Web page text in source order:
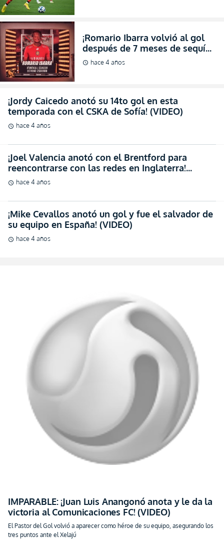
¡Romario Ibarra volvió al gol
después de 7 meses de sequía
en el Pachuca! (RESUMEN)
schedule hace 4 años
¡Jordy Caicedo anotó su 14to gol en esta
temporada con el CSKA de Sofía! (VIDEO)
schedule hace 4 años
¡Joel Valencia anotó con el Brentford para
reencontrarse con las redes en Inglaterra!
(RESUMEN)
schedule hace 4 años
¡Mike Cevallos anotó un gol y fue el salvador de
su equipo en España! (VIDEO)
schedule hace 4 años
IMPARABLE: ¡Juan Luis Anangonó anota y le da la
victoria al Comunicaciones FC! (VIDEO)
El Pastor del Gol volvió a aparecer como héroe de su equipo, asegurando los
tres puntos ante el Xelajú